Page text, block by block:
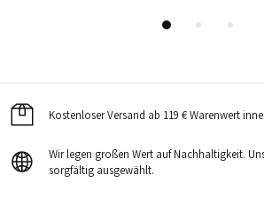
Kostenloser Versand ab 119 € Warenwert
Wir legen großen Wert auf Nachhaltigkeit.
sorgfältig ausgewählt.